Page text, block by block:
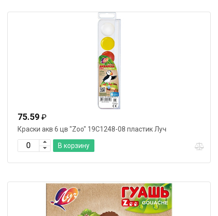
75.59 ₽
Краски акв 6 цв "Zoo" 19С1248-08 пластик Луч
В корзину